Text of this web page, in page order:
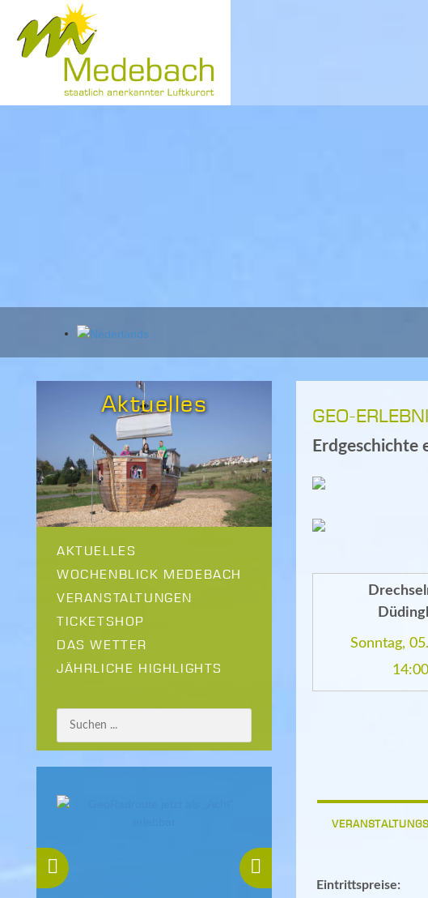
Aktuelles
AKTUELLES
WOCHENBLICK MEDEBACH
VERANSTALTUNGEN
TICKETSHOP
DAS WETTER
JÄHRLICHE HIGHLIGHTS
GEO-
Erdgeschichte
Sonntag,
Eintrittspreise: